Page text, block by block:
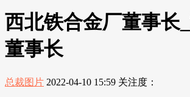
西北铁合金厂董事长
董事长
总裁图片 2022-04-10 15:59 关注度：